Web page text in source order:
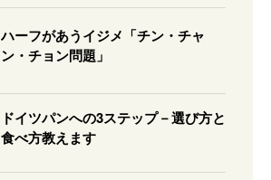
ハーフがあうイジメ「チン・チャ
ン・チョン問題」
ドイツパンへの3ステップ－選び方と
食べ方教えます